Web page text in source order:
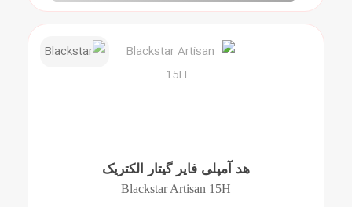
هد آمپلی فایر گیتار الکتریک
Blackstar Artisan 15H